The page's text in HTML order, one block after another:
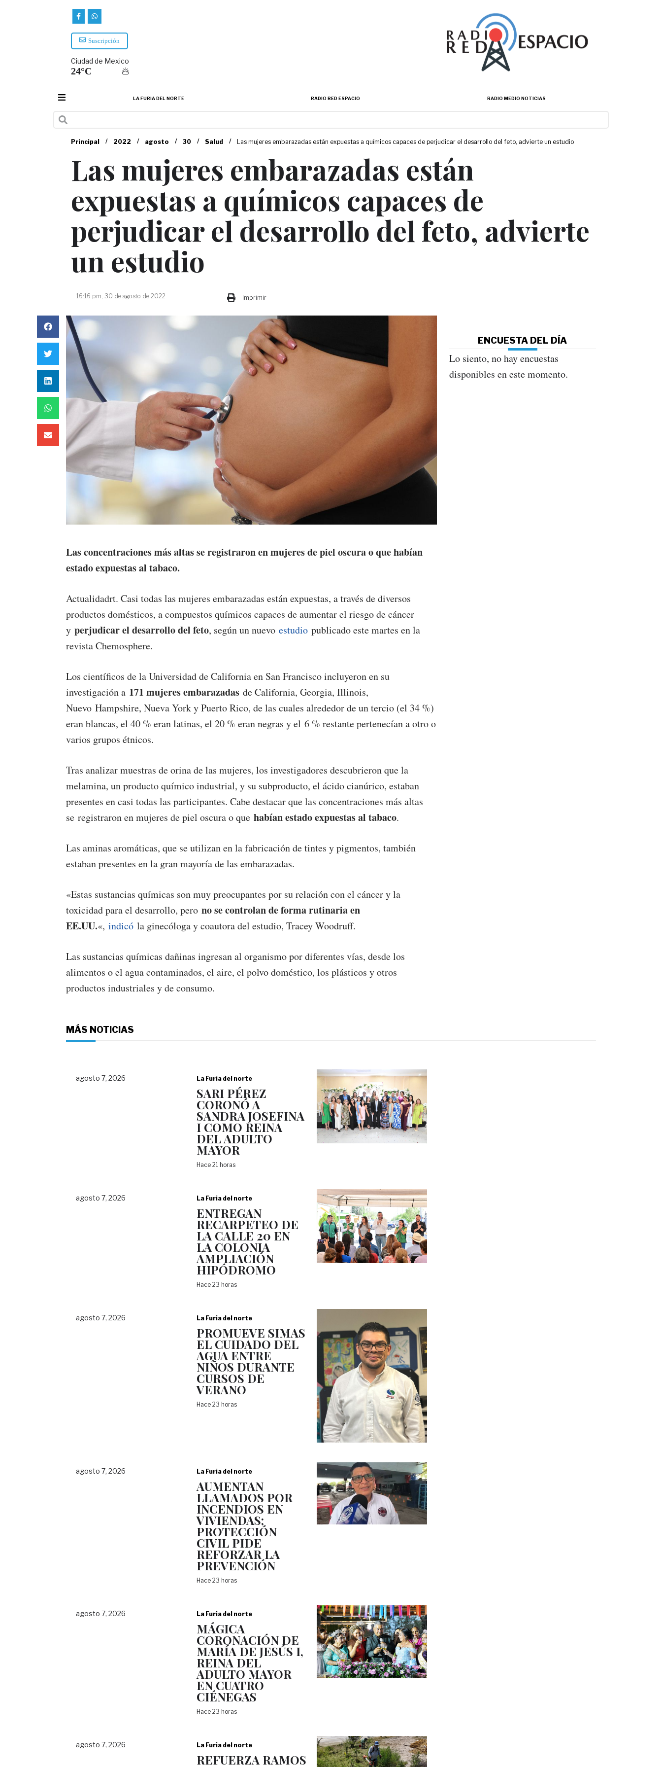
Suscripción
Ciudad de Mexico
24°C
LA FURIA DEL NORTE RADIO RED ESPACIO RADIO MEDIO NOTICIAS
Principal / 2022 / agosto / 30 / Salud / Las mujeres embarazadas están expuestas a químicos capaces de perjudicar el desarrollo del feto, advierte un estudio
Las mujeres embarazadas están
expuestas a químicos capaces de
perjudicar el desarrollo del feto, advierte
un estudio
16:16 pm, 30 de agosto de 2022 Imprimir
Las concentraciones más altas se registraron en mujeres de piel oscura o que habían
estado expuestas al tabaco.
Actualidadrt. Casi todas las mujeres embarazadas están expuestas, a través de diversos
productos domésticos, a compuestos químicos capaces de aumentar el riesgo de cáncer
yperjudicar el desarrollo del feto, según un nuevo estudio publicado este martes en la
revista Chemosphere.
Los científicos de la Universidad de California en San Francisco incluyeron en su
investigación a 171 mujeres embarazadas de California, Georgia, Illinois,
Nuevo Hampshire, Nueva York y Puerto Rico, de las cuales alrededor de un tercio (el 34 %)
eran blancas, el 40 % eran latinas, el 20 % eran negras y el 6 % restante pertenecían a otro o
varios grupos étnicos.
Tras analizar muestras de orina de las mujeres, los investigadores descubrieron que la
melamina, un producto químico industrial, y su subproducto, el ácido cianúrico, estaban
presentes en casi todas las participantes. Cabe destacar que las concentraciones más altas
se registraron en mujeres de piel oscura o quehabían estado expuestas al tabaco.
Las aminas aromáticas, que se utilizan en la fabricación de tintes y pigmentos, también
estaban presentes en la gran mayoría de las embarazadas.
«Estas sustancias químicas son muy preocupantes por su relación con el cáncer y la
toxicidad para el desarrollo, perono se controlan de forma rutinaria en
EE.UU.«,indicó la ginecóloga y coautora del estudio, Tracey Woodruff.
Las sustancias químicas dañinas ingresan al organismo por diferentes vías, desde los
alimentos o el agua contaminados, el aire, el polvo doméstico, los plásticos y otros
productos industriales y de consumo.
ENCUESTA DEL DÍA
Lo siento, no hay encuestas
disponibles en este momento.
MÁS NOTICIAS
agosto 7, 2026 La Furia del norte
SARI PÉREZ
CORONÓ A
SANDRA JOSEFINA
I COMO REINA
DEL ADULTO
MAYOR
Hace 21 horas
agosto 7, 2026 La Furia del norte
ENTREGAN
RECARPETEO DE
LA CALLE 20 EN
LA COLONIA
AMPLIACIÓN
HIPÓDROMO
Hace 23 horas
agosto 7, 2026 La Furia del norte
PROMUEVE SIMAS
EL CUIDADO DEL
AGUA ENTRE
NIÑOS DURANTE
CURSOS DE
VERANO
Hace 23 horas
agosto 7, 2026 La Furia del norte
AUMENTAN
LLAMADOS POR
INCENDIOS EN
VIVIENDAS;
PROTECCIÓN
CIVIL PIDE
REFORZAR LA
PREVENCIÓN
Hace 23 horas
agosto 7, 2026 La Furia del norte
MÁGICA
CORONACIÓN DE
MARÍA DE JESÚS I,
REINA DEL
ADULTO MAYOR
EN CUATRO
CIÉNEGAS
Hace 23 horas
agosto 7, 2026 La Furia del norte
REFUERZA RAMOS